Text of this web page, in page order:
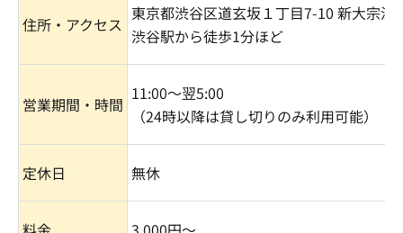
住所・アクセス
東京都渋谷区道玄坂１丁目7-10 新大宗渋
渋谷駅から徒歩1分ほど
営業期間・時間
11:00～翌5:00
（24時以降は貸し切りのみ利用可能）
定休日 無休